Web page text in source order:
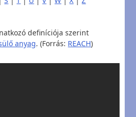
definíciója szerint
anyag. (Forrás: REACH)